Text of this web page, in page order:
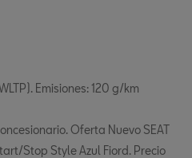
Emisiones: 120 g/km
Oferta Nuevo SEAT
Stop Style Azul Fiord. Precio